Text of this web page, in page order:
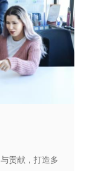
贡献，打造多